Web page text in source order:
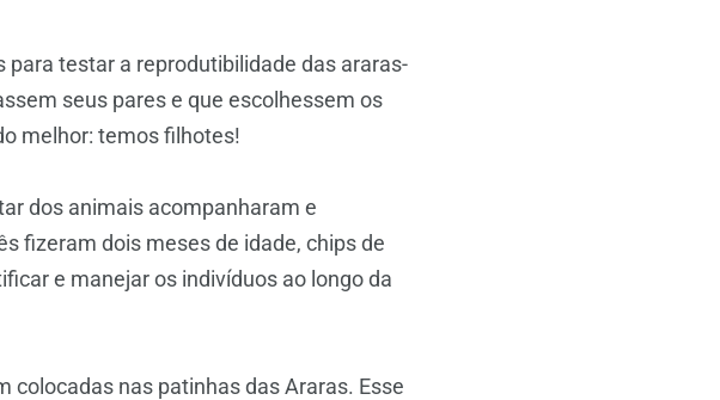
para testar a reprodutibilidade das araras-
seus pares e que escolhessem os
melhor: temos filhotes!
dos animais acompanharam e
fizeram dois meses de idade, chips de
e manejar os indivíduos ao longo da
colocadas nas patinhas das Araras. Esse